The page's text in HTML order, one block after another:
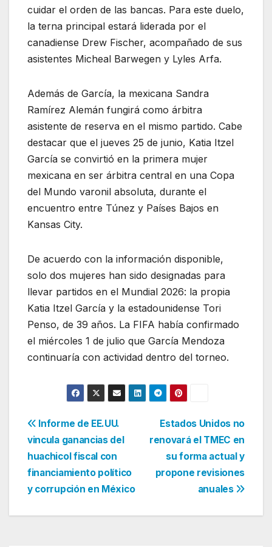
cuidar el orden de las bancas. Para este duelo,
la terna principal estará liderada por el
canadiense Drew Fischer, acompañado de sus
asistentes Micheal Barwegen y Lyles Arfa.
Además de García, la mexicana Sandra
Ramírez Alemán fungirá como árbitra
asistente de reserva en el mismo partido. Cabe
destacar que el jueves 25 de junio, Katia Itzel
García se convirtió en la primera mujer
mexicana en ser árbitra central en una Copa
del Mundo varonil absoluta, durante el
encuentro entre Túnez y Países Bajos en
Kansas City.
De acuerdo con la información disponible,
solo dos mujeres han sido designadas para
llevar partidos en el Mundial 2026: la propia
Katia Itzel García y la estadounidense Tori
Penso, de 39 años. La FIFA había confirmado
el miércoles 1 de julio que García Mendoza
continuaría con actividad dentro del torneo.
Navegación
de
entradas
Estados Unidos no
renovará el TMEC en
su forma actual y
propone revisiones
anuales
Informe de EE.UU.
vincula ganancias del
huachicol fiscal con
financiamiento político
y corrupción en México